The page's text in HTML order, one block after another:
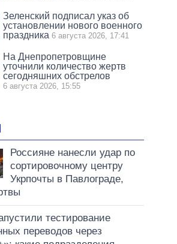
Зеленский подписал указ об
установлении нового военного
праздника 6 августа 2026, 17:41
На Днепропетровщине
уточнили количество жертв
сегодняшних обстрелов
6 августа 2026, 15:55
Россияне нанесли удар по
сортировочному центру
Укрпочты в Павлограде,
тестирование
переводов через